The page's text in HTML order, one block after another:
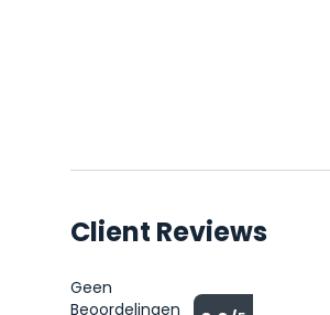
Client Reviews
Geen
Beoordelingen